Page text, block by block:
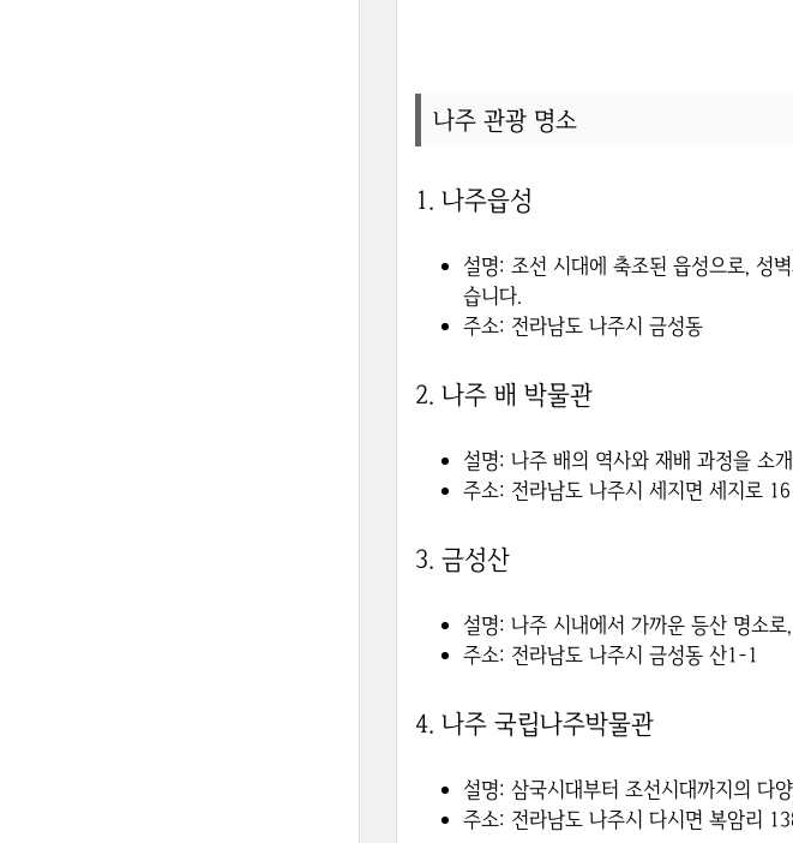
나주 관광 명소
1. 나주읍성
설명: 조선 시대에 축조된 읍성으로, 성
습니다.
주소: 전라남도 나주시 금성동
2. 나주 배 박물관
설명: 나주 배의 역사와 재배 과정을 소
주소: 전라남도 나주시 세지면 세지로 16
3. 금성산
설명: 나주 시내에서 가까운 등산 명소
주소: 전라남도 나주시 금성동 산1-1
4. 나주 국립나주박물관
설명: 삼국시대부터 조선시대까지의 다
주소: 전라남도 나주시 다시면 복암리